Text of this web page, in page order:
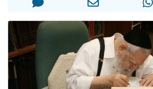
30 personnes viennent de faire un don
Il reste 49 places pour
12 nouvelles musiques